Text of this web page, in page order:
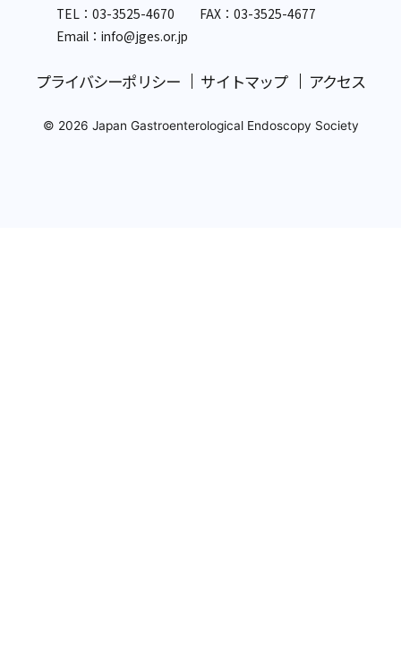
TEL：03-3525-4670 FAX：03-3525-4677
Email：info@jges.or.jp
プライバシーポリシー サイトマップ アクセス
© 2026 Japan Gastroenterological Endoscopy Society